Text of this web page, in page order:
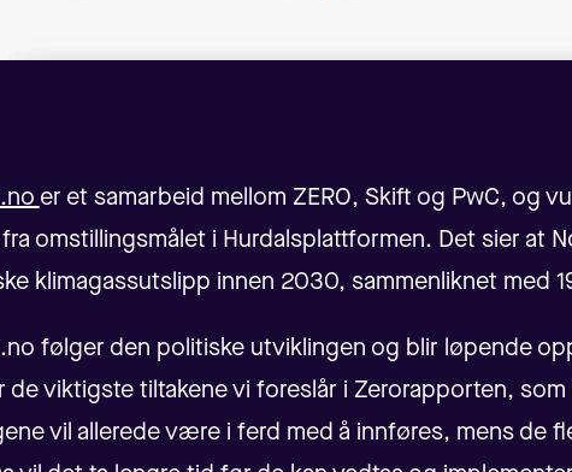
er et samarbeid mellom ZERO, Skift og PwC, og
omstillingsmålet i Hurdalsplattformen. Det sier at
klimagassutslipp innen 2030, sammenliknet med
følger den politiske utviklingen og blir løpende
de viktigste tiltakene vi foreslår i Zerorapporten,
vil allerede være i ferd med å innføres, mens de